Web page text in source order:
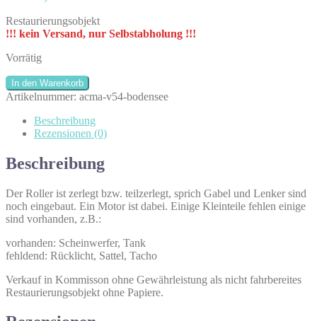
Restaurierungsobjekt
!!! kein Versand, nur Selbstabholung !!!
Vorrätig
ACMA
V54
1954
Menge
In den Warenkorb
Artikelnummer: acma-v54-bodensee
Beschreibung
Rezensionen (0)
Beschreibung
Der Roller ist zerlegt bzw. teilzerlegt, sprich Gabel und Lenker sind
noch eingebaut. Ein Motor ist dabei. Einige Kleinteile fehlen einige
sind vorhanden, z.B.:
vorhanden: Scheinwerfer, Tank
fehldend: Rücklicht, Sattel, Tacho
Verkauf in Kommisson ohne Gewährleistung als nicht fahrbereites
Restaurierungsobjekt ohne Papiere.